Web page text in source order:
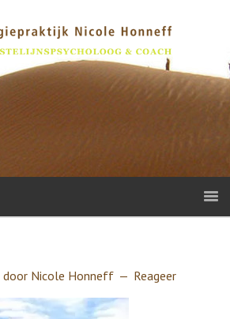
door Nicole Honneff Reageer